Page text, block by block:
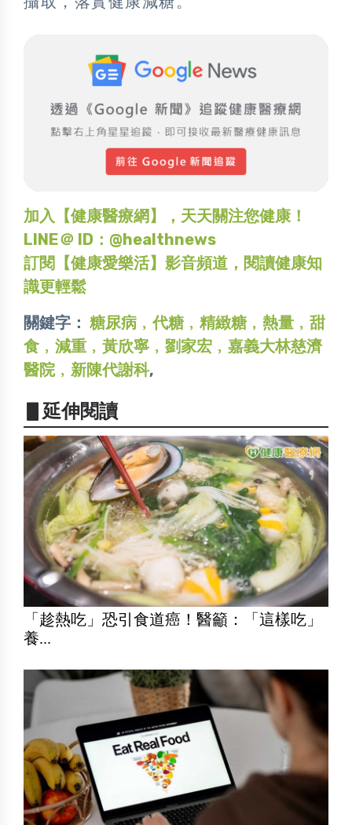
加入【健康醫療網】，天天關注您健康！
LINE＠ ID：@healthnews
訂閱【健康愛樂活】影音頻道，閱讀健康知
識更輕鬆
關鍵字： 糖尿病﹐代糖﹐精緻糖﹐熱量﹐甜
食﹐減重﹐黃欣寧﹐劉家宏﹐嘉義大林慈濟
醫院﹐新陳代謝科,
▋延伸閱讀
「趁熱吃」恐引食道癌！醫籲：「這樣吃」
養...